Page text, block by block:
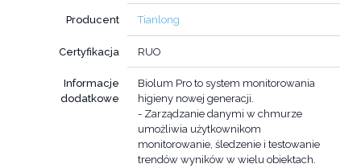
Producent Tianlong
Certyfikacja RUO
Informacje
dodatkowe
Biolum Pro to system monitorowania
higieny nowej generacji.
- Zarządzanie danymi w chmurze
umożliwia użytkownikom
monitorowanie, śledzenie i testowanie
trendów wyników w wielu obiektach.